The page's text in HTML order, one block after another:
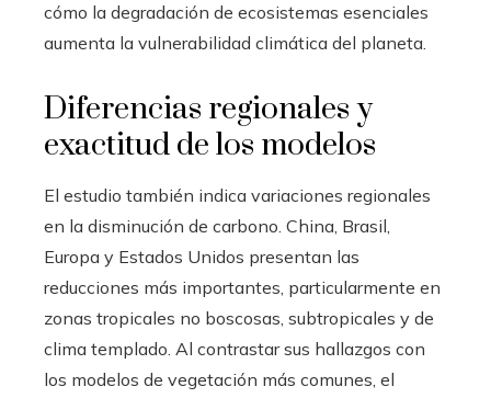
cómo la degradación de ecosistemas esenciales
aumenta la vulnerabilidad climática del planeta.
Diferencias regionales y
exactitud de los modelos
El estudio también indica variaciones regionales
en la disminución de carbono. China, Brasil,
Europa y Estados Unidos presentan las
reducciones más importantes, particularmente en
zonas tropicales no boscosas, subtropicales y de
clima templado. Al contrastar sus hallazgos con
los modelos de vegetación más comunes, el